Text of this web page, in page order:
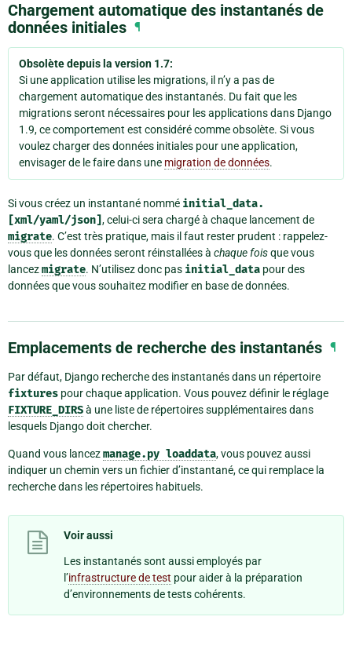
Chargement automatique des instantanés de
données initiales ¶
Obsolète depuis la version 1.7:
Si une application utilise les migrations, il n’y a pas de
chargement automatique des instantanés. Du fait que les
migrations seront nécessaires pour les applications dans Django
1.9, ce comportement est considéré comme obsolète. Si vous
voulez charger des données initiales pour une application,
envisager de le faire dans une migration de données.
Si vous créez un instantané nommé initial_data.
[xml/yaml/json], celui-ci sera chargé à chaque lancement de
migrate. C’est très pratique, mais il faut rester prudent : rappelez-
vous que les données seront réinstallées à chaque foisque vous
lancezmigrate. N’utilisez donc pas initial_data pour des
données que vous souhaitez modifier en base de données.
Emplacements de recherche des instantanés ¶
Par défaut, Django recherche des instantanés dans un répertoire
fixtures pour chaque application. Vous pouvez définir le réglage
FIXTURE_DIRSà une liste de répertoires supplémentaires dans
lesquels Django doit chercher.
Quand vous lancezmanage.py loaddata, vous pouvez aussi
indiquer un chemin vers un fichier d’instantané, ce qui remplace la
recherche dans les répertoires habituels.
Voir aussi
Les instantanés sont aussi employés par
l’infrastructure de test pour aider à la préparation
d’environnements de tests cohérents.